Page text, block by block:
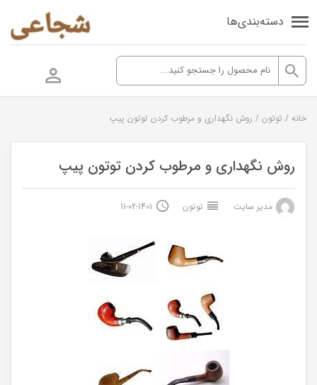
دسته‌بندی‌ها
خانه / توتون / روش نگهداری و مرطوب کردن توتون پیپ
روش نگهداری و مرطوب کردن توتون پیپ
مدیر سایت توتون 1401-02-11